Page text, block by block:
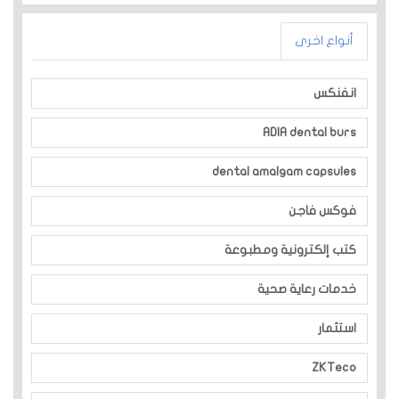
أنواع اخرى
انفنكس
ADIA dental burs
dental amalgam capsules
فوكس فاجن
كتب إلكترونية ومطبوعة
خدمات رعاية صحية
استثمار
ZKTeco